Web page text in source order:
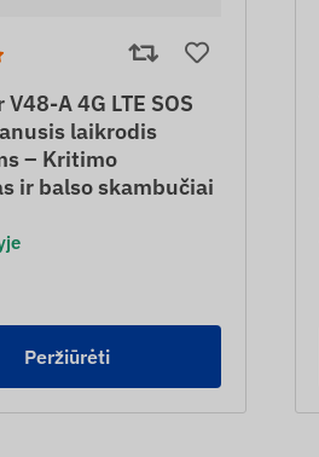
A 4G LTE SOS
laikrodis
– Kritimo
ir balso skambučiai
Peržiūrėti